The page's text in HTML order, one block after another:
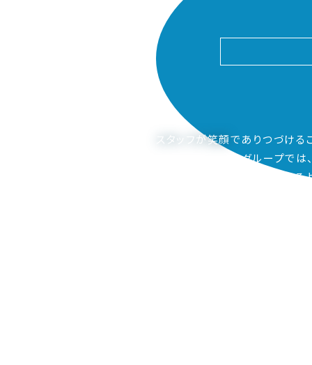
スタッフが笑顔でありつづける
ピアーサーティーグループでは
ご家族も笑顔になってもらえる